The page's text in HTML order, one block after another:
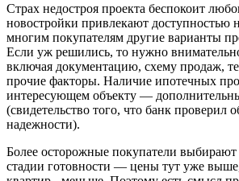
Страх недостроя проекта беспокоит
новостройки привлекают доступностью
многим покупателям другие варианты
Если уж решились, то нужно
включая документацию, схему продаж,
прочие факторы. Наличие ипотечных
интересующем объекту —
(свидетельство того, что банк проверил
надежности).
Более осторожные покупатели
стадии готовности — цены тут уже